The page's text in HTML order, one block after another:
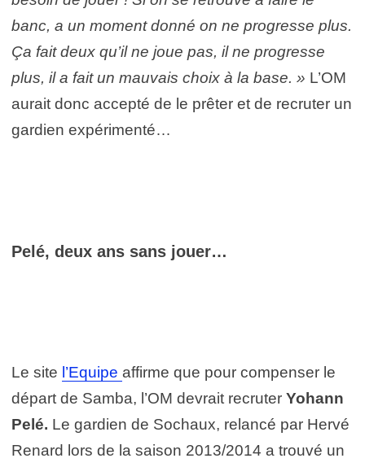
banc, a un moment donné on ne progresse plus.
Ça fait deux qu’il ne joue pas, il ne progresse
plus, il a fait un mauvais choix à la base. » L’OM
aurait donc accepté de le prêter et de recruter un
gardien expérimenté…
Pelé, deux ans sans jouer…
Le site l’Equipe affirme que pour compenser le
départ de Samba, l’OM devrait recruter Yohann
Pelé. Le gardien de Sochaux, relancé par Hervé
Renard lors de la saison 2013/2014 a trouvé un